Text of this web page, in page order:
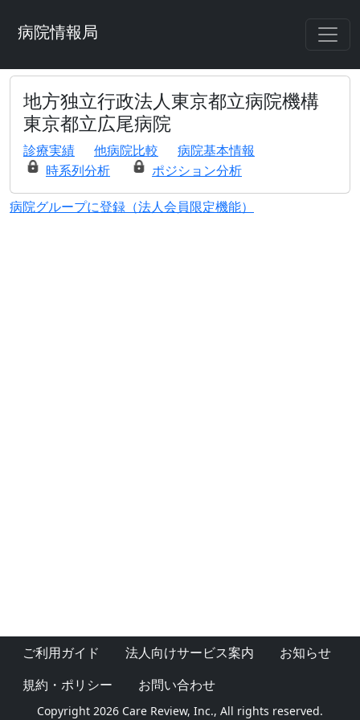
病院情報局
地方独立行政法人東京都立病院機構
東京都立広尾病院
診療実績 他病院比較
病院基本情報
時系列分析
ポジション分析
病院グループに登録（法人会員限定機能）
ご利用ガイド 法人向けサービス案内
お知らせ
規約・ポリシー
お問い合わせ
Copyright 2026 Care Review, Inc., All rights reserved.